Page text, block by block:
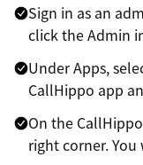
Sign in as an
click the Admin
Under Apps,
CallHippo app
On the
right corner.